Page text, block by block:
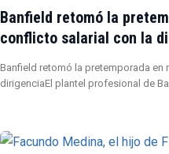
Banfield retomó la
conflicto salarial con la
Banfield retomó la pretemporada
dirigenciaEl plantel profesional de